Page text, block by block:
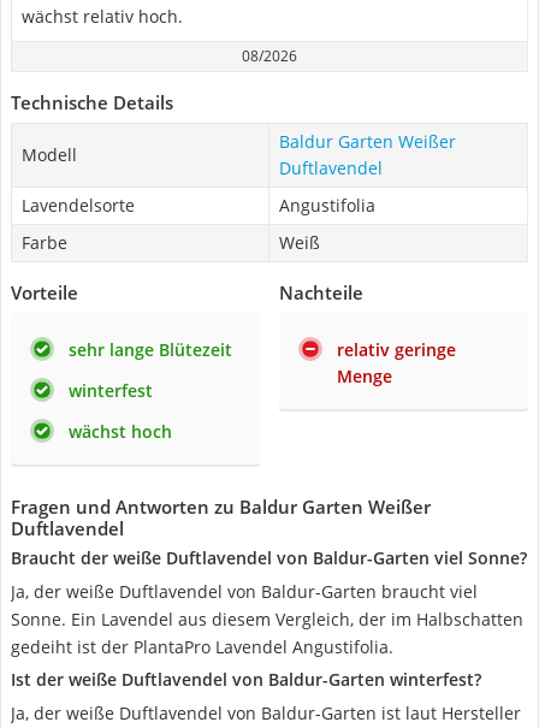
wächst relativ hoch.
08/2026
Technische Details
Modell
Baldur Garten Weißer
Duftlavendel
Lavendelsorte
Angustifolia
Farbe
Weiß
Vorteile
sehr lange Blütezeit
winterfest
wächst hoch
Nachteile
relativ geringe
Menge
Fragen und Antworten zu Baldur Garten Weißer
Duftlavendel
Braucht der weiße Duftlavendel von Baldur-Garten viel Sonne?
Ja, der weiße Duftlavendel von Baldur-Garten braucht viel
Sonne. Ein Lavendel aus diesem Vergleich, der im Halbschatten
gedeiht ist der PlantaPro Lavendel Angustifolia.
Ist der weiße Duftlavendel von Baldur-Garten winterfest?
Ja, der weiße Duftlavendel von Baldur-Garten ist laut Hersteller